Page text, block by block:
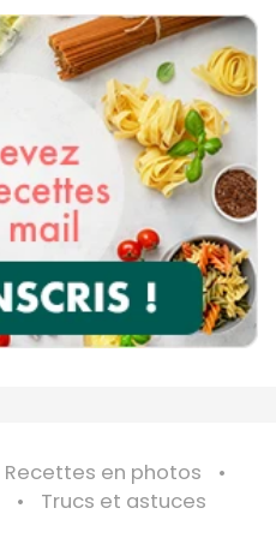
Recettes en photos
Trucs et astuces